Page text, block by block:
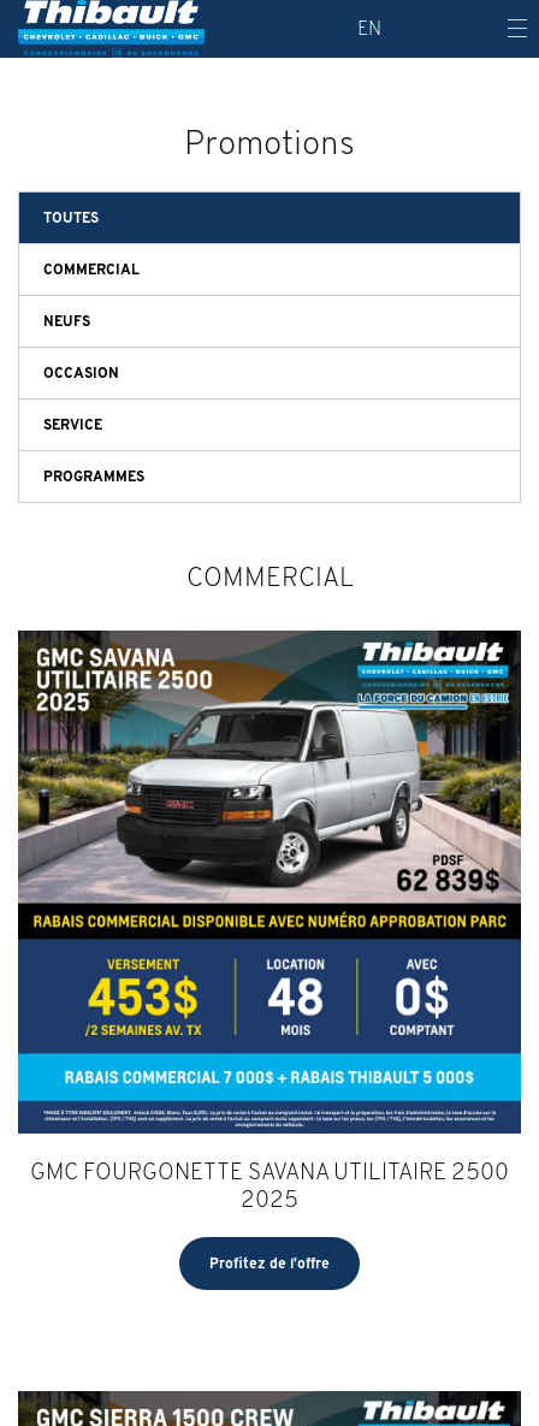
EN
Promotions
TOUTES
COMMERCIAL
NEUFS
OCCASION
SERVICE
PROGRAMMES
COMMERCIAL
GMC FOURGONETTE SAVANA UTILITAIRE 2500
2025
Profitez de l'offre